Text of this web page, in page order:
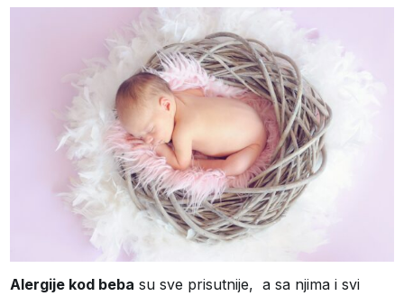
Alergije kod beba su sve prisutnije, a sa njima i svi